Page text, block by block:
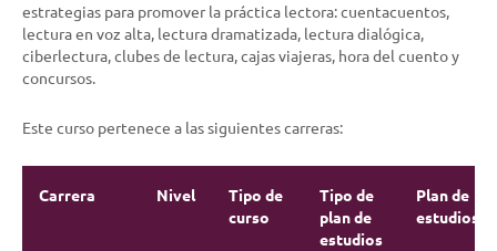
estrategias para promover la práctica lectora: cuentacuentos,
lectura en voz alta, lectura dramatizada, lectura dialógica,
ciberlectura, clubes de lectura, cajas viajeras, hora del cuento y
concursos.
Este curso pertenece a las siguientes carreras:
Carrera Nivel
Tipo de
curso
Tipo de
plan de
estudios
Plan de
estudios